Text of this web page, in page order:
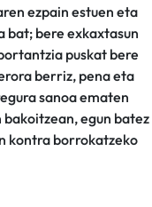
ezpain estuen eta
bat; bere exkaxtasun
puskat bere
berriz, pena eta
sanoa ematen
egun batez
kontra borrokatzeko